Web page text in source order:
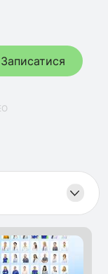
Записатися